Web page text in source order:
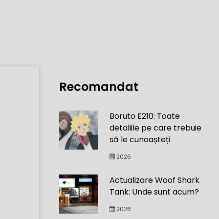
Recomandat
Boruto E210: Toate
detaliile pe care trebuie
să le cunoașteți
2026
Actualizare Woof Shark
Tank: Unde sunt acum?
2026